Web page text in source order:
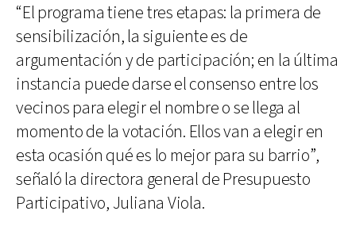
“El programa tiene tres etapas: la primera de
sensibilización, la siguiente es de
argumentación y de participación; en la última
instancia puede darse el consenso entre los
vecinos para elegir el nombre o se llega al
momento de la votación. Ellos van a elegir en
esta ocasión qué es lo mejor para su barrio”,
señaló la directora general de Presupuesto
Participativo, Juliana Viola.